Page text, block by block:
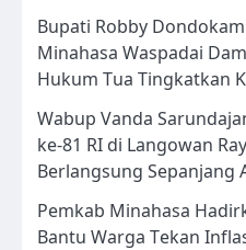
Bupati Robby
Minahasa Waspadai
Hukum Tua Tingkatkan
Wabup Vanda
ke-81 RI di Langowan
Berlangsung Sepanjang
Pemkab Minahasa
Bantu Warga Tekan